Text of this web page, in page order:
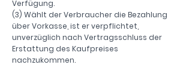
Verfügung.
(3) Wählt der Verbraucher die Bezahlung
über Vorkasse, ist er verpflichtet,
unverzüglich nach Vertragsschluss der
Erstattung des Kaufpreises
nachzukommen.